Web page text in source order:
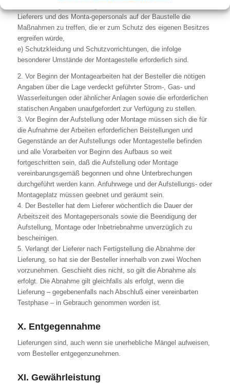
Lieferers und des Monta-gepersonals auf der Baustelle die
Maßnahmen zu treffen, die er zum Schutz des eigenen Besitzes
ergreifen würde,
e) Schutzkleidung und Schutzvorrichtungen, die infolge
besonderer Umstände der Montagestelle erforderlich sind.
2. Vor Beginn der Montagearbeiten hat der Besteller die nötigen
Angaben über die Lage verdeckt geführter Strom-, Gas- und
Wasserleitungen oder ähnlicher Anlagen sowie die erforderlichen
statischen Angaben unaufgefordert zur Verfügung zu stellen.
3. Vor Beginn der Aufstellung oder Montage müssen sich die für
die Aufnahme der Arbeiten erforderlichen Beistellungen und
Gegenstände an der Aufstellungs oder Montagestelle befinden
und alle Vorarbeiten vor Beginn des Aufbaus so weit
fortgeschritten sein, daß die Aufstellung oder Montage
vereinbarungsgemäß begonnen und ohne Unterbrechungen
durchgeführt werden kann. Anfuhrwege und der Aufstellungs- oder
Montageplatz müssen geebnet und geräumt sein.
4. Der Besteller hat dem Lieferer wöchentlich die Dauer der
Arbeitszeit des Montagepersonals sowie die Beendigung der
Aufstellung, Montage oder Inbetriebnahme unverzüglich zu
bescheinigen.
5. Verlangt der Lieferer nach Fertigstellung die Abnahme der
Lieferung, so hat sie der Besteller innerhalb von zwei Wochen
vorzunehmen. Geschieht dies nicht, so gilt die Abnahme als
erfolgt. Die Abnahme gilt gleichfalls als erfolgt, wenn die
Lieferung – gegebenenfalls nach Abschluß einer vereinbarten
Testphase – in Gebrauch genommen worden ist.
X. Entgegennahme
Lieferungen sind, auch wenn sie unerhebliche Mängel aufweisen,
vom Besteller entgegenzunehmen.
XI. Gewährleistung